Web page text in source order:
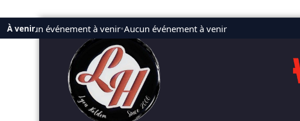
À venir
Aucun événement à venir•Aucun événement à venir
Aller